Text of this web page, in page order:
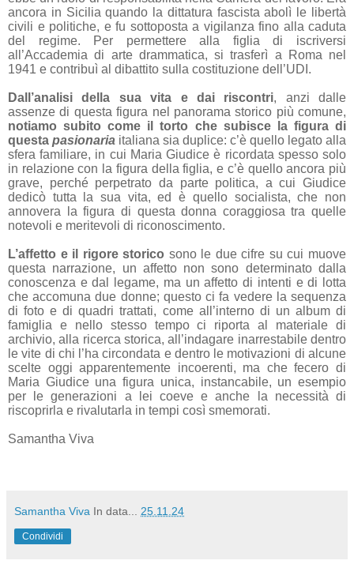
ancora in Sicilia quando la dittatura fascista abolì le libertà
civili e politiche, e fu sottoposta a vigilanza fino alla caduta
del regime. Per permettere alla figlia di iscriversi
all’Accademia di arte drammatica, si trasferì a Roma nel
1941 e contribuì al dibattito sulla costituzione dell’UDI.
Dall’analisi della sua vita e dai riscontri, anzi dalle
assenze di questa figura nel panorama storico più comune,
notiamo subito come il torto che subisce la figura di
questa pasionaria italiana sia duplice: c’è quello legato alla
sfera familiare, in cui Maria Giudice è ricordata spesso solo
in relazione con la figura della figlia, e c’è quello ancora più
grave, perché perpetrato da parte politica, a cui Giudice
dedicò tutta la sua vita, ed è quello socialista, che non
annovera la figura di questa donna coraggiosa tra quelle
notevoli e meritevoli di riconoscimento.
L’affetto e il rigore storico sono le due cifre su cui muove
questa narrazione, un affetto non sono determinato dalla
conoscenza e dal legame, ma un affetto di intenti e di lotta
che accomuna due donne; questo ci fa vedere la sequenza
di foto e di quadri trattati, come all’interno di un album di
famiglia e nello stesso tempo ci riporta al materiale di
archivio, alla ricerca storica, all’indagare inarrestabile dentro
le vite di chi l’ha circondata e dentro le motivazioni di alcune
scelte oggi apparentemente incoerenti, ma che fecero di
Maria Giudice una figura unica, instancabile, un esempio
per le generazioni a lei coeve e anche la necessità di
riscoprirla e rivalutarla in tempi così smemorati.
Samantha Viva
Samantha Viva In data... 25.11.24
Condividi